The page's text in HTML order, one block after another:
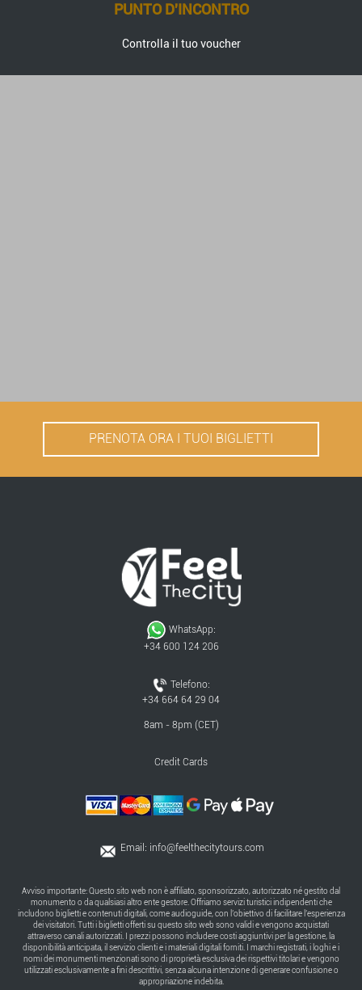
PUNTO D'INCONTRO
Controlla il tuo voucher
PRENOTA ORA I TUOI BIGLIETTI
WhatsApp:
+34 600 124 206
Telefono:
+34 664 64 29 04
8am - 8pm (CET)
Credit Cards
Email: info@feelthecitytours.com
Avviso importante: Questo sito web non è affiliato, sponsorizzato, autorizzato né gestito dal
monumento o da qualsiasi altro ente gestore. Offriamo servizi turistici indipendenti che
includono biglietti e contenuti digitali, come audioguide, con l’obiettivo di facilitare l’esperienza
dei visitatori. Tutti i biglietti offerti su questo sito web sono validi e vengono acquistati
attraverso canali autorizzati. I prezzi possono includere costi aggiuntivi per la gestione, la
disponibilità anticipata, il servizio clienti e i materiali digitali forniti. I marchi registrati, i loghi e i
nomi dei monumenti menzionati sono di proprietà esclusiva dei rispettivi titolari e vengono
utilizzati esclusivamente a fini descrittivi, senza alcuna intenzione di generare confusione o
appropriazione indebita.